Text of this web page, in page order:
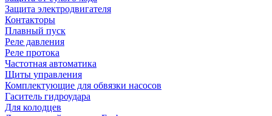
Защита электродвигателя
Контакторы
Плавный пуск
Реле давления
Реле протока
Частотная автоматика
Щиты управления
Комплектующие для обвязки насосов
Гаситель гидроудара
Для колодцев